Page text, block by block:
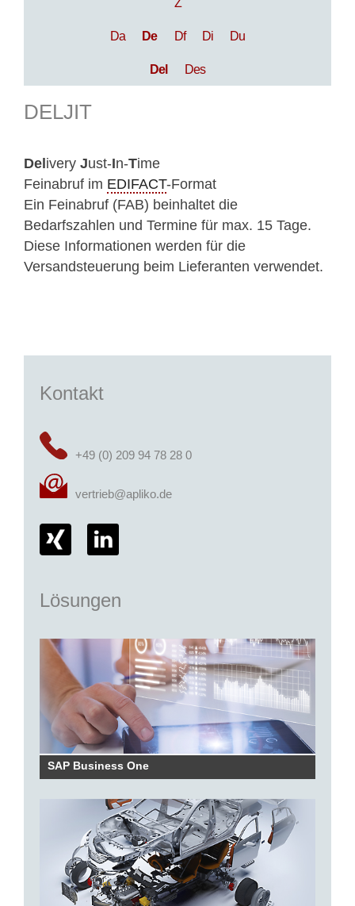
Da De Df Di Du
Del Des
DELJIT
Del ivery Just-In-Time
Feinabruf im EDIFACT-Format
Ein Feinabruf (FAB) beinhaltet die
Bedarfszahlen und Termine für max. 15 Tage.
Diese Informationen werden für die
Versandsteuerung beim Lieferanten verwendet.
Kontakt
+49 (0) 209 94 78 28 0
vertrieb@apliko.de
Lösungen
SAP Business One